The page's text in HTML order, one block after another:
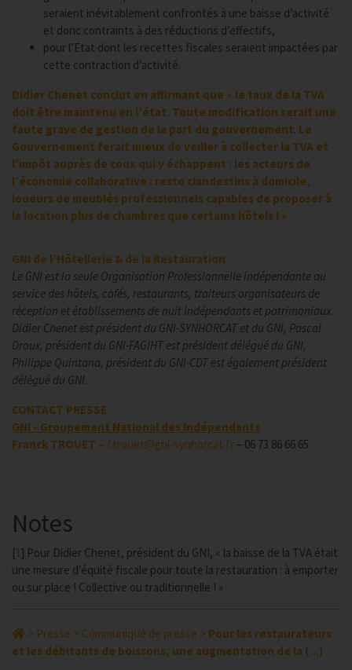
seraient inévitablement confrontés à une baisse d’activité
et donc contraints à des réductions d’effectifs,
pour l’Etat dont les recettes fiscales seraient impactées par
cette contraction d’activité.
Didier Chenet conclut en affirmant que « le taux de la TVA
doit être maintenu en l’état. Toute modification serait une
faute grave de gestion de la part du gouvernement. Le
Gouvernement ferait mieux de veiller à collecter la TVA et
l’impôt auprès de ceux qui y échappent : les acteurs de
l’économie collaborative : resto clandestins à domicile,
loueurs de meublés professionnels capables de proposer à
la location plus de chambres que certains hôtels ! »
GNI de l’Hôtellerie & de la Restauration
Le GNI est la seule Organisation Professionnelle indépendante au
service des hôtels, cafés, restaurants, traiteurs organisateurs de
réception et établissements de nuit indépendants et patrimoniaux.
Didier Chenet est président du GNI-SYNHORCAT et du GNI, Pascal
Droux, président du GNI-FAGIHT est président délégué du GNI,
Philippe Quintana, président du GNI-CDT est également président
délégué du GNI.
CONTACT PRESSE
GNI - Groupement National des Indépendants
Franck TROUET – f.trouet@gni-synhorcat.fr – 06 73 86 66 65
Notes
[1] Pour Didier Chenet, président du GNI, « la baisse de la TVA était
une mesure d’équité fiscale pour toute la restauration : à emporter
ou sur place ! Collective ou traditionnelle ! »
> Presse > Communiqué de presse > Pour les restaurateurs
et les débitants de boissons, une augmentation de la (...)